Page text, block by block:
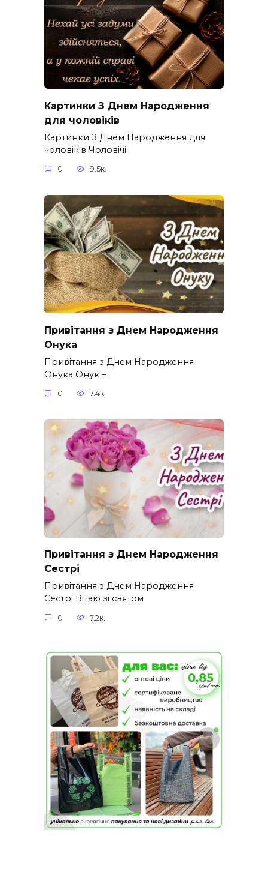
Картинки З Днем Народження
для чоловіків​
Картинки З Днем Народження для
чоловіків​ Чоловічі
0 9.5к.
Привітання з Днем Народження
Онука
Привітання з Днем Народження
Онука Онук –
0 7.4к.
Привітання з Днем Народження
Сестрі
Привітання з Днем Народження
Сестрі Вітаю зі святом
0 7.2к.